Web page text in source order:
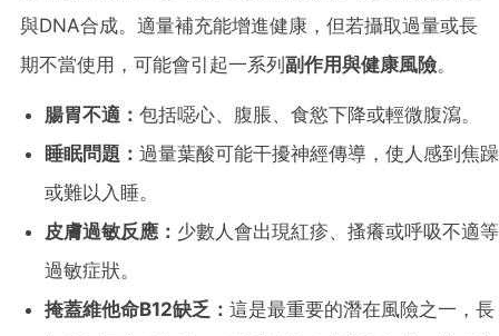
與DNA合成。適量補充能增進健康，但若攝取過量或長
期不當使用，可能會引起一系列 副作用與健康風險。
腸胃不適： 包括噁心、腹脹、食慾下降或輕微腹瀉。
睡眠問題： 過量葉酸可能干擾神經傳導，使人感到焦躁
或難以入睡。
皮膚過敏反應： 少數人會出現紅疹、搔癢或呼吸不適等
過敏症狀。
掩蓋維他命B12缺乏： 這是最重要的潛在風險之一，長